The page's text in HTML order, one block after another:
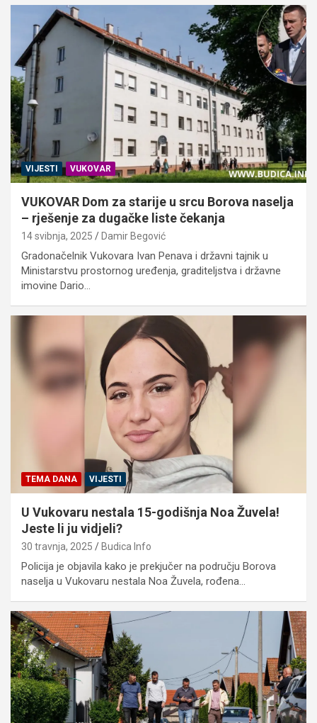
VIJESTI VUKOVAR
VUKOVAR Dom za starije u srcu Borova naselja
– rješenje za dugačke liste čekanja
14 svibnja, 2025 Damir Begović
Gradonačelnik Vukovara Ivan Penava i državni tajnik u
Ministarstvu prostornog uređenja, graditeljstva i državne
imovine Dario…
TEMA DANA VIJESTI
U Vukovaru nestala 15-godišnja Noa Žuvela!
Jeste li ju vidjeli?
30 travnja, 2025 Budica Info
Policija je objavila kako je prekjučer na području Borova
naselja u Vukovaru nestala Noa Žuvela, rođena…